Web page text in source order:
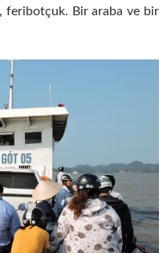
feribotçuk. Bir araba ve bir